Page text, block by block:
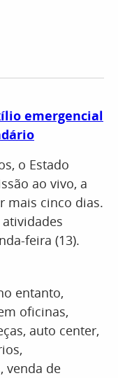
emergencial
o Estado
ao vivo, a
mais cinco dias.
feira (13).
entanto,
oficinas,
auto center,
venda de